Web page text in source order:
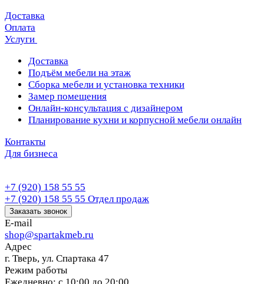
Доставка
Оплата
Услуги
Доставка
Подъём мебели на этаж
Сборка мебели и установка техники
Замер помещения
Онлайн-консультация с дизайнером
Планирование кухни и корпусной мебели онлайн
Контакты
Для бизнеса
+7 (920) 158 55 55
+7 (920) 158 55 55 Отдел продаж
Заказать звонок
E-mail
shop@spartakmeb.ru
Адрес
г. Тверь, ул. Спартака 47
Режим работы